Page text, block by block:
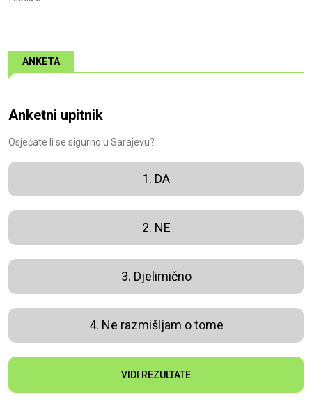
ANKETA
Anketni upitnik
Osjećate li se sigurno u Sarajevu?
1. DA
2. NE
3. Djelimično
4. Ne razmišljam o tome
VIDI REZULTATE